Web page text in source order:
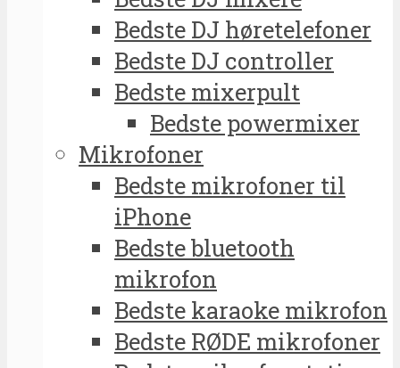
Bedste DJ høretelefoner
Bedste DJ controller
Bedste mixerpult
Bedste powermixer
Mikrofoner
Bedste mikrofoner til
iPhone
Bedste bluetooth
mikrofon
Bedste karaoke mikrofon
Bedste RØDE mikrofoner